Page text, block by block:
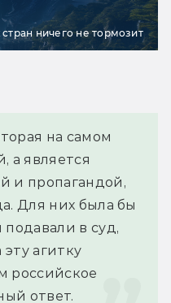
ничего не тормозит
на самом
а является
и пропагандой,
Для них была бы
в суд,
агитку
российское
ответ.